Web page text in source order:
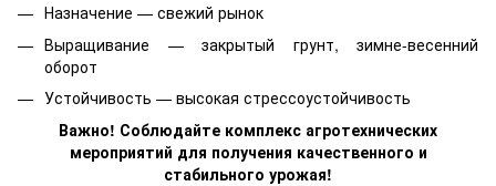
Назначение — свежий рынок
Выращивание — закрытый грунт, зимне-весенний
оборот
Устойчивость — высокая стрессоустойчивость
Важно! Соблюдайте комплекс агротехнических
мероприятий для получения качественного и
стабильного урожая!